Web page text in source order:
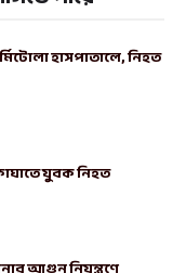
হাসপাতালে, নিহত
যুবক নিহত